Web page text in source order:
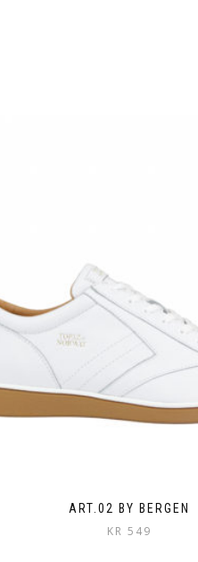
ART.02 BY BERGEN
KR 549